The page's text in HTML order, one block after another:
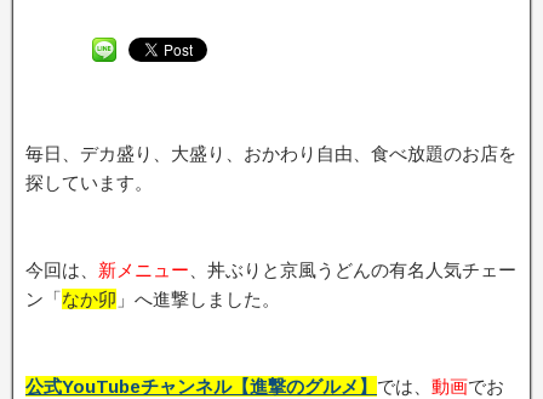
毎日、デカ盛り、大盛り、おかわり自由、食べ放題のお店を
探しています。
今回は、 新メニュー 、丼ぶりと京風うどんの有名人気チェー
ン「なか卯 」へ進撃しました。
公式YouTubeチャンネル【進撃のグルメ】 では、 動画でお